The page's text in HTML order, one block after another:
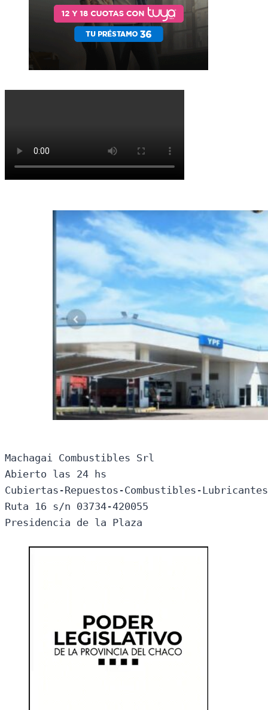
Machagai Combustibles Srl
Abierto las 24 hs
Cubiertas-Repuestos-Combustibles-
Ruta 16 s/n 03734-420055
Presidencia de la Plaza